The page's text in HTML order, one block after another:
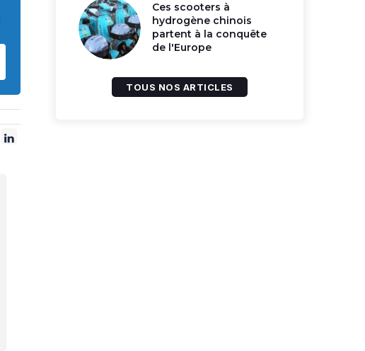
Ces scooters à
hydrogène chinois
partent à la conquête
de l'Europe
TOUS NOS ARTICLES